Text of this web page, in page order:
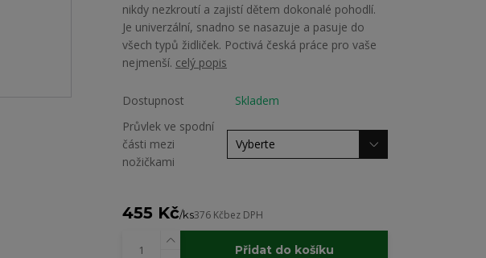
nikdy nezkroutí a zajistí dětem dokonalé pohodlí.
Je univerzální, snadno se nasazuje a pasuje do
všech typů židliček. Poctivá česká práce pro vaše
nejmenší. celý popis
Dostupnost
Skladem
Průvlek ve spodní
části mezi
nožičkami
455 Kč/ks376 Kčbez DPH
Přidat do košíku